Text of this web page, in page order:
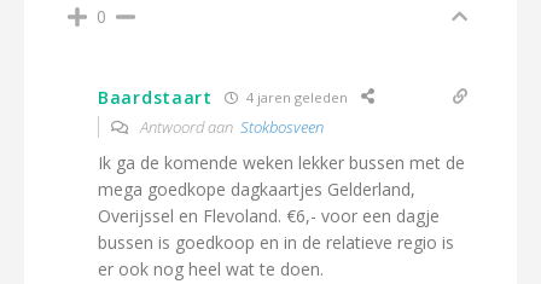
0
Baardstaart 4 jaren geleden
Antwoord aan Stokbosveen
Ik ga de komende weken lekker bussen met de
mega goedkope dagkaartjes Gelderland,
Overijssel en Flevoland. €6,- voor een dagje
bussen is goedkoop en in de relatieve regio is
er ook nog heel wat te doen.